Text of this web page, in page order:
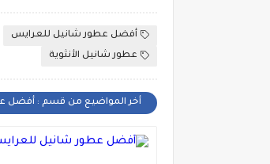
أفضل عطور شانيل للعرايس
عطور شانيل الأنثوية
أخر المواضيع من قسم : أفضل